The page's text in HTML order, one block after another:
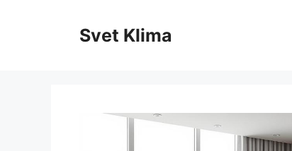
Svet Klima